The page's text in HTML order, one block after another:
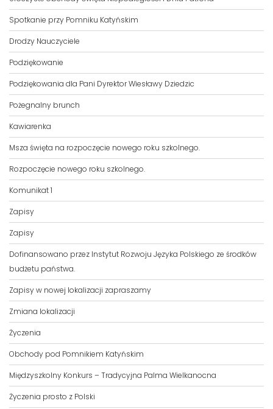
Spotkanie przy Pomniku Katyńskim
Drodzy Nauczyciele
Podziękowanie
Podziękowania dla Pani Dyrektor Wiesławy Dziedzic
Pożegnalny brunch
Kawiarenka
Msza święta na rozpoczęcie nowego roku szkolnego.
Rozpoczęcie nowego roku szkolnego.
Komunikat 1
Zapisy
Zapisy
Dofinansowano przez Instytut Rozwoju Języka Polskiego ze środków
budżetu państwa.
Zapisy w nowej lokalizacji zapraszamy
Zmiana lokalizacji
Życzenia
Obchody pod Pomnikiem Katyńskim
Międzyszkolny Konkurs – Tradycyjna Palma Wielkanocna
Życzenia prosto z Polski